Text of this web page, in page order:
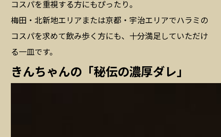
コスパを重視する方にもぴったり。
梅田・北新地エリアまたは京都・宇治エリアでハラミの
コスパを求めて飲み歩く方にも、十分満足していただけ
る一皿です。
きんちゃんの「秘伝の濃厚ダレ」